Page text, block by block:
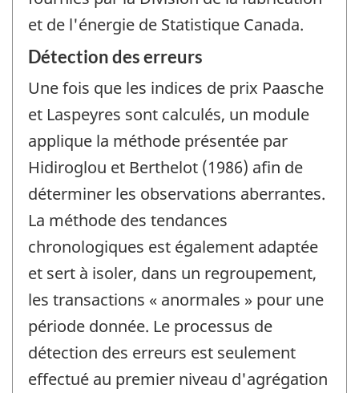
et de l'énergie de Statistique Canada.
Détection des erreurs
Une fois que les indices de prix Paasche
et Laspeyres sont calculés, un module
applique la méthode présentée par
Hidiroglou et Berthelot (1986) afin de
déterminer les observations aberrantes.
La méthode des tendances
chronologiques est également adaptée
et sert à isoler, dans un regroupement,
les transactions « anormales » pour une
période donnée. Le processus de
détection des erreurs est seulement
effectué au premier niveau d'agrégation